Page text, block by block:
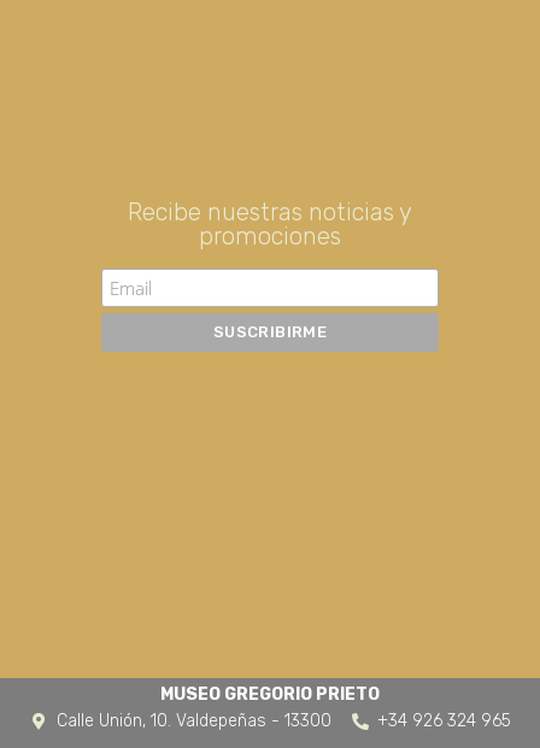
Recibe nuestras noticias y
promociones
MUSEO GREGORIO PRIETO
Calle Unión, 10. Valdepeñas - 13300
+34 926 324 965